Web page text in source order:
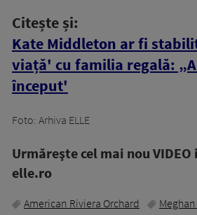
Citește și:
Kate Middleton ar fi
viață' cu familia regală:
început'
Foto: Arhiva ELLE
Urmăreşte cel mai nou
elle.ro
American Riviera Orchard